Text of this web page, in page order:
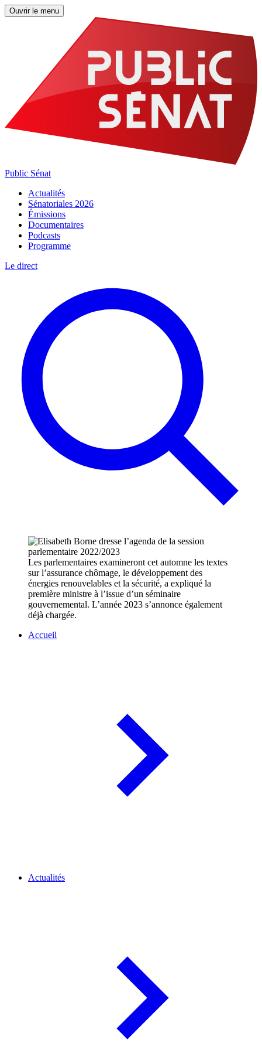
Ouvrir le menu
Public Sénat
Actualités
Sénatoriales 2026
Émissions
Documentaires
Podcasts
Programme
Le direct
Les parlementaires examineront cet automne les textes
sur l’assurance chômage, le développement des
énergies renouvelables et la sécurité, a expliqué la
première ministre à l’issue d’un séminaire
gouvernemental. L’année 2023 s’annonce également
déjà chargée.
Accueil
Actualités